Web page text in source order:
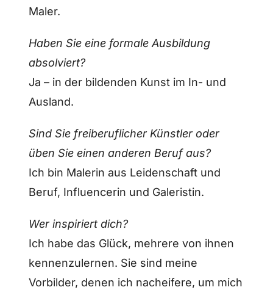
Maler.
Haben Sie eine formale Ausbildung
absolviert?
Ja – in der bildenden Kunst im In- und
Ausland.
Sind Sie freiberuflicher Künstler oder
üben Sie einen anderen Beruf aus?
Ich bin Malerin aus Leidenschaft und
Beruf, Influencerin und Galeristin.
Wer inspiriert dich?
Ich habe das Glück, mehrere von ihnen
kennenzulernen. Sie sind meine
Vorbilder, denen ich nacheifere, um mich